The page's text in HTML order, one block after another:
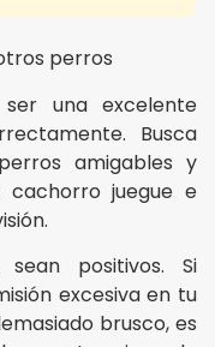
perros
una excelente
Busca
amigables y
cachorro juegue e
positivos. Si
excesiva en tu
brusco, es